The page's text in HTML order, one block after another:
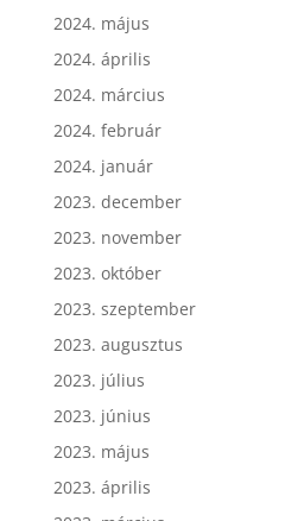
2024. május
2024. április
2024. március
2024. február
2024. január
2023. december
2023. november
2023. október
2023. szeptember
2023. augusztus
2023. július
2023. június
2023. május
2023. április